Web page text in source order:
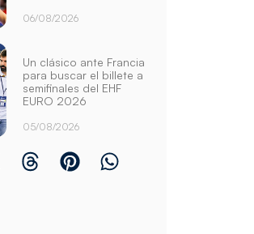
06/08/2026
Un clásico ante Francia
para buscar el billete a
semifinales del EHF
EURO 2026
05/08/2026